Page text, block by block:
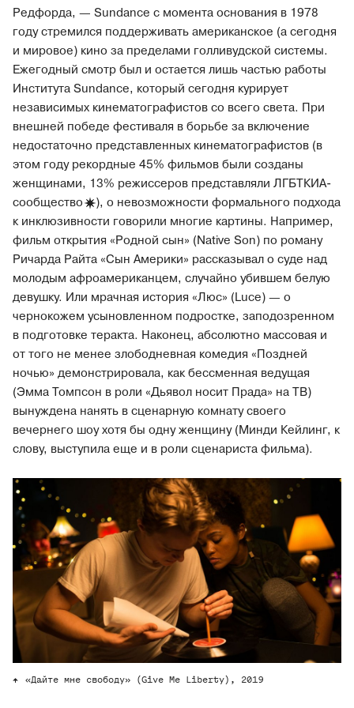
Редфорда, — Sundance с момента основания в 1978
году стремился поддерживать американское (а сегодня
и мировое) кино за пределами голливудской системы.
Ежегодный смотр был и остается лишь частью работы
Института Sundance, который сегодня курирует
независимых кинематографистов со всего света. При
внешней победе фестиваля в борьбе за включение
недостаточно представленных кинематографистов (в
этом году рекордные 45% фильмов были созданы
женщинами, 13% режиссеров представляли ЛГБТКИА-
сообщество
), о невозможности формального подхода
к инклюзивности говорили многие картины. Например,
фильм открытия «Родной сын» (Native Son) по роману
Ричарда Райта «Сын Америки» рассказывал о суде над
молодым афроамериканцем, случайно убившем белую
девушку. Или мрачная история «Люс» (Luce) — о
чернокожем усыновленном подростке, заподозренном
в подготовке теракта. Наконец, абсолютно массовая и
от того не менее злободневная комедия «Поздней
ночью» демонстрировала, как бессменная ведущая
(Эмма Томпсон в роли «Дьявол носит Прада» на ТВ)
вынуждена нанять в сценарную комнату своего
вечернего шоу хотя бы одну женщину (Минди Кейлинг, к
слову, выступила еще и в роли сценариста фильма).
«Дайте мне свободу» (Give Me Liberty), 2019